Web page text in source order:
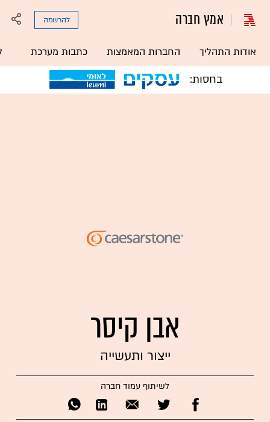
אמץ חברה
אודות התהליך החברות המאמצות כתבות מערכת
להרשמה
בחסות:
אבן קיסר
ייצור ותעשייה
לשיתוף עמוד חברה